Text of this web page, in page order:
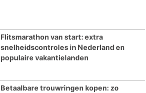
Flitsmarathon van start: extra
snelheidscontroles in Nederland en
populaire vakantielanden
Betaalbare trouwringen kopen: zo